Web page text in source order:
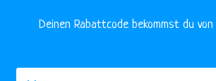
​Deinen Rabattcode bekommst du
Vorname